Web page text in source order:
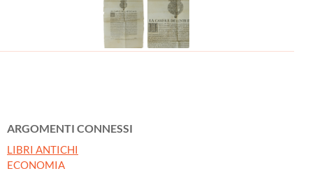
ARGOMENTI CONNESSI
LIBRI ANTICHI
ECONOMIA